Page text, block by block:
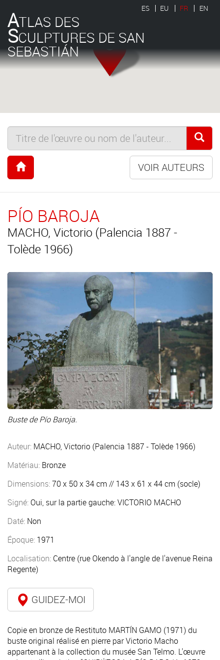
ATLAS DES
SCULPTURES DE SAN
SEBASTIÁN
ES EU FR EN
VOIR AUTEURS
PÍO BAROJA
MACHO, Victorio (Palencia 1887 -
Tolède 1966)
Buste de Pío Baroja.
Auteur: MACHO, Victorio (Palencia 1887 - Tolède 1966)
Matériau: Bronze
Dimensions:70 x 50 x 34 cm // 143 x 61 x 44 cm (socle)
Signé: Oui, sur la partie gauche: VICTORIO MACHO
Daté: Non
Époque: 1971
Localisation: Centre (rue Okendo à l'angle de l'avenue Reina
Regente)
GUIDEZ-MOI
Copie en bronze de Restituto MARTÍN GAMO (1971) du
buste original réalisé en pierre par Victorio Macho
appartenant à la collection du musée San Telmo. L'œuvre